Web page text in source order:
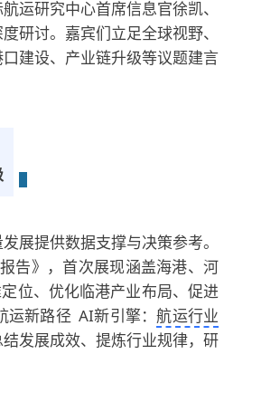
运研究中心首席信息官徐凯、
研讨。嘉宾们立足全球视野、
建设、产业链升级等议题建言
展提供数据支撑与决策参考。
告》，首次展现涵盖海港、河
位、优化临港产业布局、促进
运新路径 AI新引擎：航运行业
发展成效、提炼行业规律，研